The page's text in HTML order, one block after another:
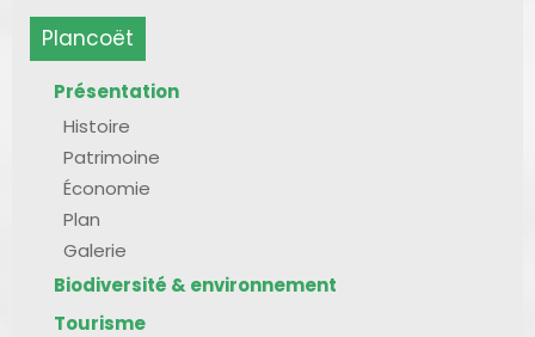
Plancoët
Présentation
Histoire
Patrimoine
Économie
Plan
Galerie
Biodiversité & environnement
Tourisme